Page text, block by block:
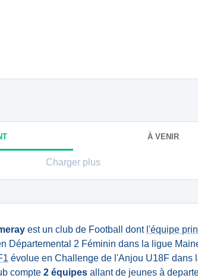
À VENIR
Charger plus
est un club de Football dont l'équipe
Départemental 2 Féminin dans la ligue
évolue en Challenge de l'Anjou U18F dans
compte 2 équipes allant de jeunes à